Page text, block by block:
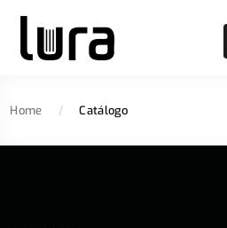
Home / Catálogo